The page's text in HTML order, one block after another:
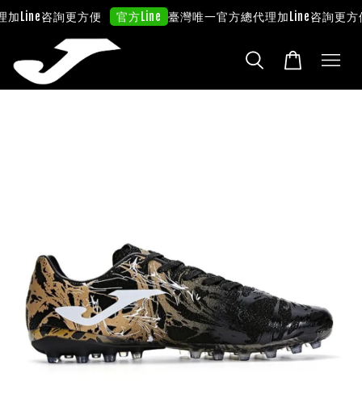
加Line咨詢更方便 官方Line 臺灣唯一官方總代理加Line咨詢更方